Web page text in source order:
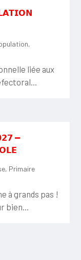
,
liée aux
—
, Primaire
à grands pas !